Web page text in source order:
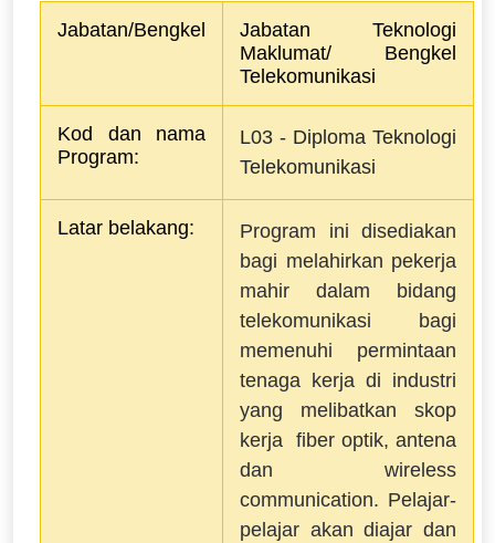
Jabatan/Bengkel
Jabatan Teknologi
Maklumat/ Bengkel
Telekomunikasi
Kod dan nama
Program:
L03 - Diploma Teknologi
Telekomunikasi
Latar belakang:
Program ini disediakan
bagi melahirkan pekerja
mahir dalam bidang
telekomunikasi bagi
memenuhi permintaan
tenaga kerja di industri
yang melibatkan skop
kerja fiber optik, antena
dan wireless
communication. Pelajar-
pelajar akan diajar dan